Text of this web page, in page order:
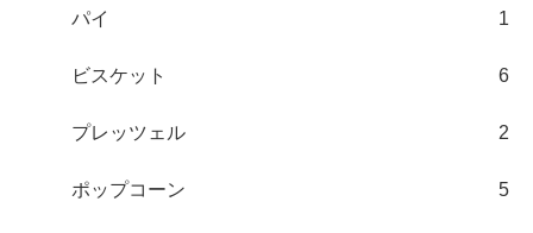
パイ 1
ビスケット 6
プレッツェル 2
ポップコーン 5